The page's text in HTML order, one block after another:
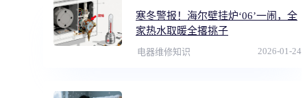
寒冬警报！海尔壁挂炉‘06’一闹，全
家热水取暖全撂挑子
电器维修知识 2026-01-24